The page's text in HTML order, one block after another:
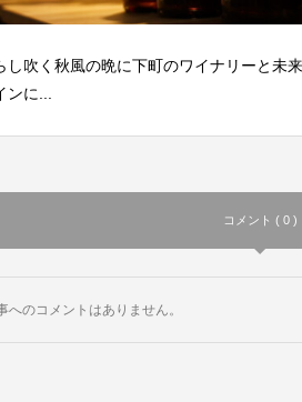
し吹く秋風の晩に下町のワイナリーと未
に...
コメント ( 0 )
へのコメントはありません。